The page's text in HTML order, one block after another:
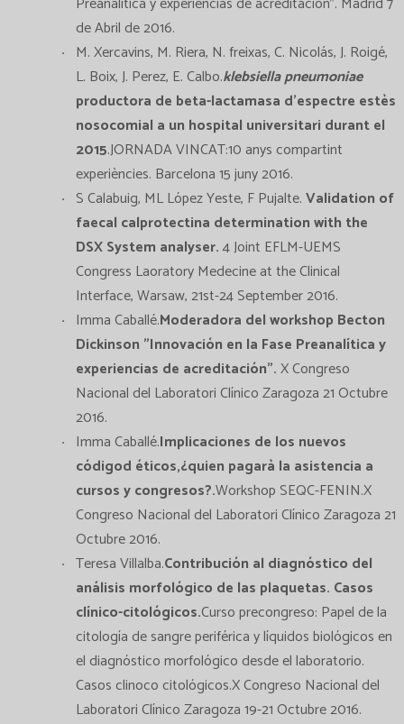
de Abril de 2016.
M. Xercavins, M. Riera, N. freixas, C. Nicolás, J. Roigé,
L. Boix, J. Perez, E. Calbo.klebsiella pneumoniae
productora de beta-lactamasa d'espectre estès
nosocomial a un hospital universitari durant el
2015.JORNADA VINCAT:10 anys compartint
experiències. Barcelona 15 juny 2016.
S Calabuig, ML López Yeste, F Pujalte.Validation of
faecal calprotectina determination with the
DSX System analyser.4 Joint EFLM-UEMS
Congress Laoratory Medecine at the Clinical
Interface, Warsaw, 21st-24 September 2016.
Imma Caballé.Moderadora del workshop Becton
Dickinson "Innovación en la Fase Preanalítica y
experiencias de acreditación".X Congreso
Nacional del Laboratori Clínico Zaragoza 21 Octubre
2016.
Imma Caballé.Implicaciones de los nuevos
códigod éticos,¿quien pagarà la asistencia a
cursos y congresos?.Workshop SEQC-FENIN.X
Congreso Nacional del Laboratori Clínico Zaragoza 21
Octubre 2016.
Teresa Villalba.Contribución al diagnóstico del
análisis morfológico de las plaquetas. Casos
clínico-citológicos.Curso precongreso: Papel de la
citología de sangre periférica y líquidos biológicos en
el diagnóstico morfológico desde el laboratorio.
Casos clinoco citológicos.X Congreso Nacional del
Laboratori Clínico Zaragoza 19-21 Octubre 2016.